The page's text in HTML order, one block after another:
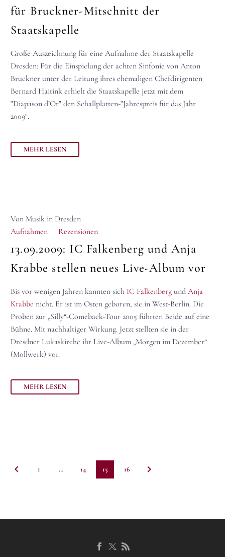
für Bruckner-Mitschnitt der
Staatskapelle
Große Auszeichnung für eine Aufnahme der Staatskapelle
Dresden: Für die Einspielung der achten Sinfonie von Anton
Bruckner unter der Leitung ihres ehemaligen Chefdirigenten
Bernard Haitink erhielt die Staatskapelle jetzt mit dem
"Diapason d’Or" den Schallplatten-"Jahrespreis für das Jahr
2009".
MEHR LESEN
Von Musik in Dresden
Aufnahmen
Rezensionen
13.09.2009: IC Falkenberg und Anja
Krabbe stellen neues Live-Album vor
Bis vor wenigen Jahren kannten sich IC Falkenberg und Anja
Krabbe nicht. Er ist im Osten geboren, sie in West-Berlin. Die
Proben zur „Silly“-Comeback-Tour 2005 führten Beide auf eine
Bühne. Mit nachhaltiger Wirkung. Jetzt stellten sie in der
Dresdner Lukaskirche ihr Live-Album „Morgen im Dezember“
(Mollwerk) vor.
MEHR LESEN
1 … 14 15 16